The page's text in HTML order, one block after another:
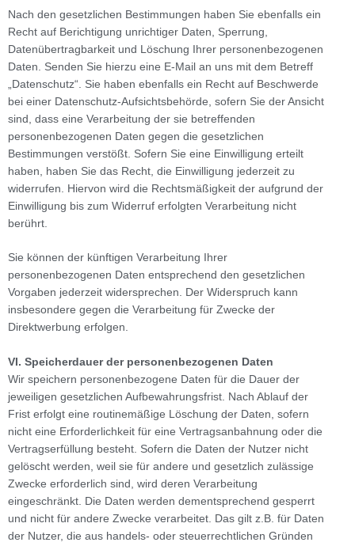
Nach den gesetzlichen Bestimmungen haben Sie ebenfalls ein
Recht auf Berichtigung unrichtiger Daten, Sperrung,
Datenübertragbarkeit und Löschung Ihrer personenbezogenen
Daten. Senden Sie hierzu eine E-Mail an uns mit dem Betreff
„Datenschutz“. Sie haben ebenfalls ein Recht auf Beschwerde
bei einer Datenschutz-Aufsichtsbehörde, sofern Sie der Ansicht
sind, dass eine Verarbeitung der sie betreffenden
personenbezogenen Daten gegen die gesetzlichen
Bestimmungen verstößt. Sofern Sie eine Einwilligung erteilt
haben, haben Sie das Recht, die Einwilligung jederzeit zu
widerrufen. Hiervon wird die Rechtsmäßigkeit der aufgrund der
Einwilligung bis zum Widerruf erfolgten Verarbeitung nicht
berührt.
Sie können der künftigen Verarbeitung Ihrer
personenbezogenen Daten entsprechend den gesetzlichen
Vorgaben jederzeit widersprechen. Der Widerspruch kann
insbesondere gegen die Verarbeitung für Zwecke der
Direktwerbung erfolgen.
VI. Speicherdauer der personenbezogenen Daten
Wir speichern personenbezogene Daten für die Dauer der
jeweiligen gesetzlichen Aufbewahrungsfrist. Nach Ablauf der
Frist erfolgt eine routinemäßige Löschung der Daten, sofern
nicht eine Erforderlichkeit für eine Vertragsanbahnung oder die
Vertragserfüllung besteht. Sofern die Daten der Nutzer nicht
gelöscht werden, weil sie für andere und gesetzlich zulässige
Zwecke erforderlich sind, wird deren Verarbeitung
eingeschränkt. Die Daten werden dementsprechend gesperrt
und nicht für andere Zwecke verarbeitet. Das gilt z.B. für Daten
der Nutzer, die aus handels- oder steuerrechtlichen Gründen